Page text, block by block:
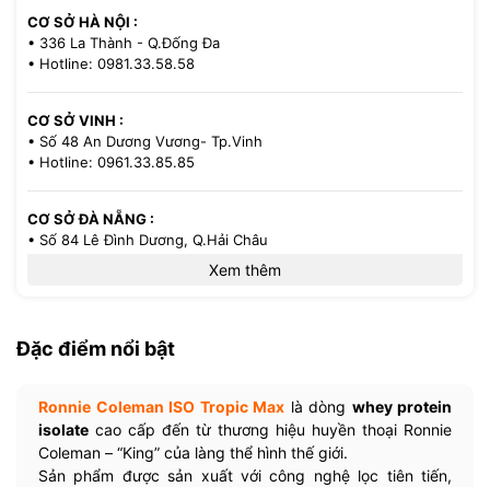
CƠ SỞ HÀ NỘI :
• 336 La Thành - Q.Đống Đa
• Hotline: 0981.33.58.58
CƠ SỞ VINH :
• Số 48 An Dương Vương- Tp.Vinh
• Hotline: 0961.33.85.85
CƠ SỞ ĐÀ NẴNG :
• Số 84 Lê Đình Dương, Q.Hải Châu
• 521/36 Cách Mạng Tháng 8 - P.13 - Q.10
• Hotline: 0971.33.85.85
Xem thêm
Đặc điểm nổi bật
Ronnie Coleman ISO Tropic Max là dòng whey protein
isolate cao cấp đến từ thương hiệu huyền thoại Ronnie
Coleman – “King” của làng thể hình thế giới.
Sản phẩm được sản xuất với công nghệ lọc tiên tiến,